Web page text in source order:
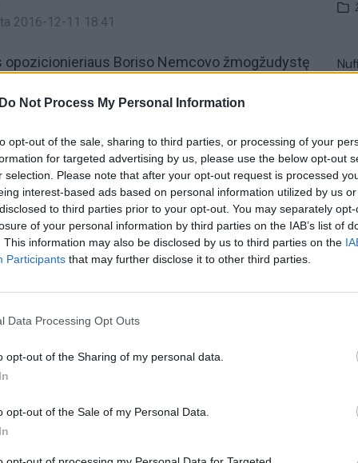
Do Not Process My Personal Information
opt-out of the sale, sharing to third parties, or processing of your
for targeted advertising by us, please use the below opt-out
selection. Please note that after your opt-out request is processed
interest-based ads based on personal information utilized by us
to third parties prior to your opt-out. You may separately
of your personal information by third parties on the IAB’s list of
This information may also be disclosed by us to third parties on the
Participants that may further disclose it to other third parties.
Data Processing Opt Outs
opt-out of the Sharing of my personal data.
opt-out of the Sale of my Personal Data.
2016-12-11 18:41
opozicionieriaus Boriso Nemcovo žmogžudystę
narius prieš sekmadienį turėjusią vykti
Mitingas Vytis Jurkonis
Visi įrašai
mln.
00:00:45
surengti atakas prieš kritinę infrastruktūrą
Žinios | Lietuvos diena
visų
J. Olekas nelinkęs kritikuoti G. Nausėdos
Prunskiene: „Gyvenime pasitaiko visokių